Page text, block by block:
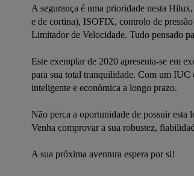
A segurança é uma prioridade nesta
e de cortina), ISOFIX, controlo de
Limitador de Velocidade. Tudo pensado
Este exemplar de 2020 apresenta-se em
para sua total tranquilidade. Com um IUC
inteligente e económica a longo prazo.
Não perca a oportunidade de possuir esta
Venha comprovar a sua robustez,
A sua próxima aventura espera por si!